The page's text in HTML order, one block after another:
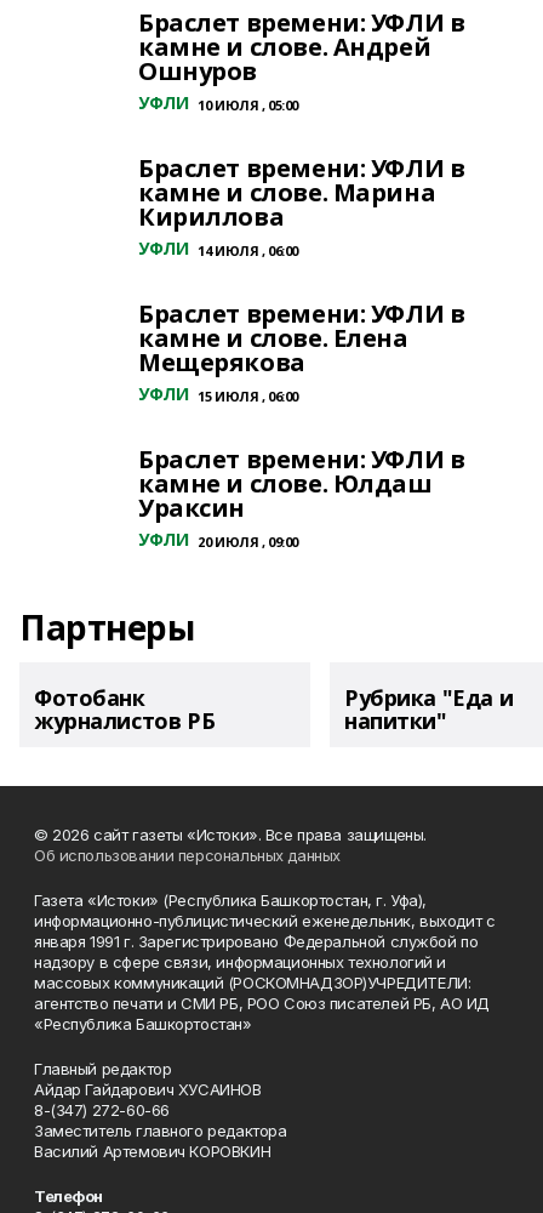
Браслет времени: УФЛИ в
камне и слове. Андрей
Ошнуров
УФЛИ 10 ИЮЛЯ , 05:00
Браслет времени: УФЛИ в
камне и слове. Марина
Кириллова
УФЛИ 14 ИЮЛЯ , 06:00
Браслет времени: УФЛИ в
камне и слове. Елена
Мещерякова
УФЛИ 15 ИЮЛЯ , 06:00
Браслет времени: УФЛИ в
камне и слове. Юлдаш
Ураксин
УФЛИ 20 ИЮЛЯ , 09:00
Партнеры
Фотобанк
журналистов РБ
Рубрика "Еда и
напитки"
© 2026 сайт газеты «Истоки». Все права защищены.
Об использовании персональных данных
Газета «Истоки» (Республика Башкортостан, г. Уфа),
информационно-публицистический еженедельник, выходит с
января 1991 г. Зарегистрировано Федеральной службой по
надзору в сфере связи, информационных технологий и
массовых коммуникаций (РОСКОМНАДЗОР)УЧРЕДИТЕЛИ:
агентство печати и СМИ РБ, РОО Союз писателей РБ, АО ИД
«Республика Башкортостан»
Главный редактор
Айдар Гайдарович ХУСАИНОВ
8-(347) 272-60-66
Заместитель главного редактора
Василий Артемович КОРОВКИН
Телефон